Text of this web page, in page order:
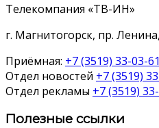
Телекомпания «ТВ-ИН»
г. Магнитогорск, пр.
Приёмная: +7 (3519) 33-03-61
Отдел новостей +7 (3519)
Отдел рекламы +7 (3519)
Полезные ссылки